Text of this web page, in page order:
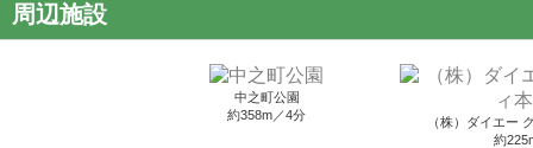
周辺施設
中之町公園
約358m／4分
（株）ダイエー
約